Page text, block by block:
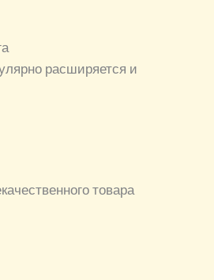
расширяется и
товара